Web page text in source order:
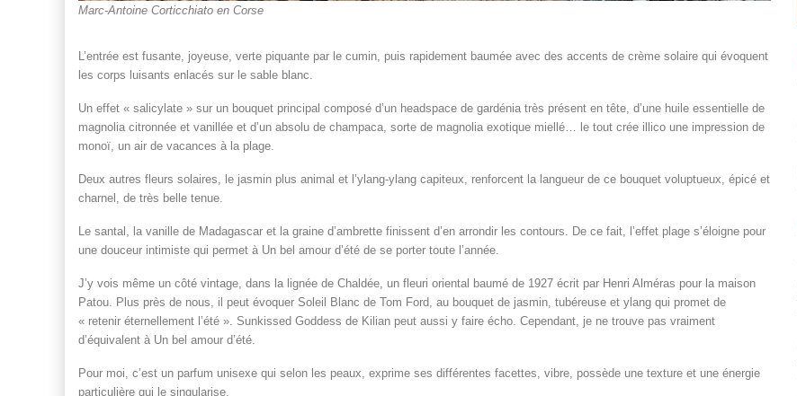
Marc-Antoine Corticchiato en Corse
L’entrée est fusante, joyeuse, verte piquante par le cumin, puis rapidement baumée avec des accents de crème solaire qui évoquent
les corps luisants enlacés sur le sable blanc.
Un effet « salicylate » sur un bouquet principal composé d’un headspace de gardénia très présent en tête, d’une huile essentielle de
magnolia citronnée et vanillée et d’un absolu de champaca, sorte de magnolia exotique miellé… le tout crée illico une impression de
monoï, un air de vacances à la plage.
Deux autres fleurs solaires, le jasmin plus animal et l’ylang-ylang capiteux, renforcent la langueur de ce bouquet voluptueux, épicé et
charnel, de très belle tenue.
Le santal, la vanille de Madagascar et la graine d’ambrette finissent d’en arrondir les contours. De ce fait, l’effet plage s’éloigne pour
une douceur intimiste qui permet à Un bel amour d’été de se porter toute l’année.
J’y vois même un côté vintage, dans la lignée de Chaldée, un fleuri oriental baumé de 1927 écrit par Henri Alméras pour la maison
Patou. Plus près de nous, il peut évoquer Soleil Blanc de Tom Ford, au bouquet de jasmin, tubéreuse et ylang qui promet de
« retenir éternellement l’été ». Sunkissed Goddess de Kilian peut aussi y faire écho. Cependant, je ne trouve pas vraiment
d’équivalent à Un bel amour d’été.
Pour moi, c’est un parfum unisexe qui selon les peaux, exprime ses différentes facettes, vibre, possède une texture et une énergie
particulière qui le singularise.